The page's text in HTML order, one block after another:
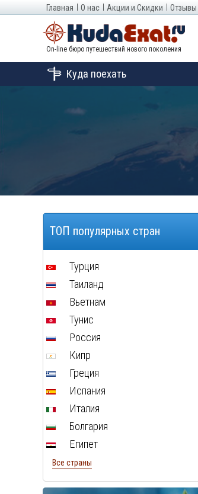
Главная О нас Акции и Скидки Отзывы
On-line бюро путешествий нового поколения
Куда поехать
ТОП популярных стран
Турция
Таиланд
Вьетнам
Тунис
Россия
Кипр
Греция
Испания
Италия
Болгария
Египет
Все страны